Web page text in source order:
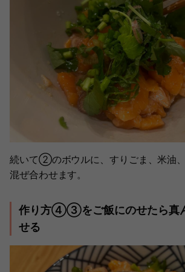
続いて②のボウルに、すりごま、米油、
混ぜ合わせます。
作り方④③をご飯にのせたら真
せる